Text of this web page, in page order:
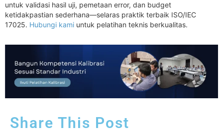
untuk validasi hasil uji, pemetaan error, dan budget
ketidakpastian sederhana—selaras praktik terbaik ISO/IEC
17025. Hubungi kami untuk pelatihan teknis berkualitas.
Share This Post